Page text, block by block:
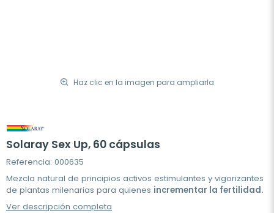
Haz clic en la imagen para ampliarla
Solaray Sex Up, 60 cápsulas
Referencia: 000635
Mezcla natural de principios activos estimulantes y vigorizantes
de plantas milenarias para quienes incrementar la fertilidad.
Ver descripción completa